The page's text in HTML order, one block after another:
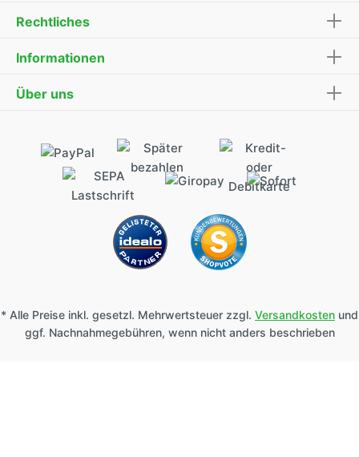
Rechtliches
Informationen
Über uns
* Alle Preise inkl. gesetzl. Mehrwertsteuer zzgl. Versandkosten und
ggf. Nachnahmegebühren, wenn nicht anders beschrieben